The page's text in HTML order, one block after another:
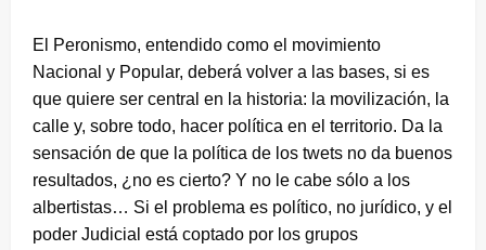
El Peronismo, entendido como el movimiento
Nacional y Popular, deberá volver a las bases, si es
que quiere ser central en la historia: la movilización, la
calle y, sobre todo, hacer política en el territorio. Da la
sensación de que la política de los twets no da buenos
resultados, ¿no es cierto? Y no le cabe sólo a los
albertistas… Si el problema es político, no jurídico, y el
poder Judicial está coptado por los grupos